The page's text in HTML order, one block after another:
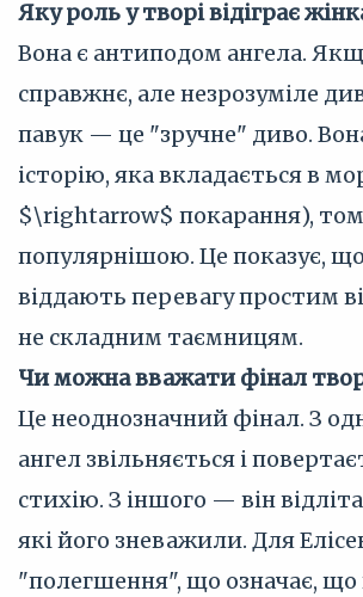
Яку роль у творі відіграє
Вона є антиподом ангела.
справжнє, але незрозуміле
павук — це "зручне" диво.
історію, яка вкладається в
$\rightarrow$ покарання),
популярнішою. Це показує,
віддають перевагу простим
не складним таємницям.
Чи можна вважати фінал
Це неоднозначний фінал. З
ангел звільняється і
стихію. З іншого — він
які його зневажили. Для
"полегшення", що означає, що